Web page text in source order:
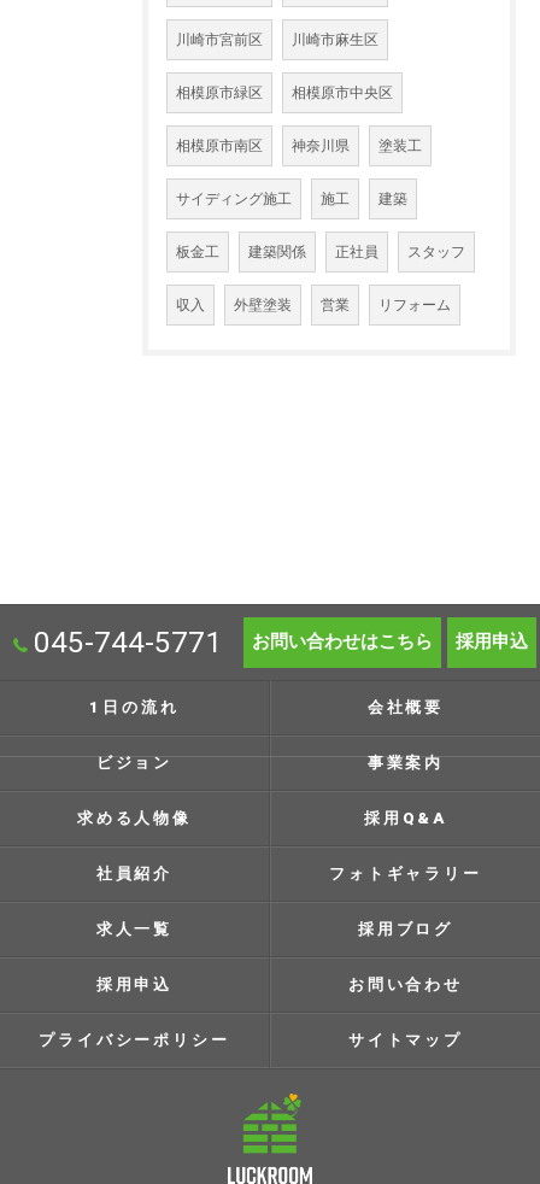
川崎市宮前区 川崎市麻生区
相模原市緑区 相模原市中央区
相模原市南区 神奈川県 塗装工
サイディング施工 施工 建築
板金工 建築関係 正社員 スタッフ
収入 外壁塗装 営業 リフォーム
045-744-5771 お問い合わせはこちら 採用申込
1日の流れ 会社概要
ビジョン 事業案内
求める人物像 採用Q&A
社員紹介 フォトギャラリー
求人一覧 採用ブログ
採用申込 お問い合わせ
プライバシーポリシー サイトマップ